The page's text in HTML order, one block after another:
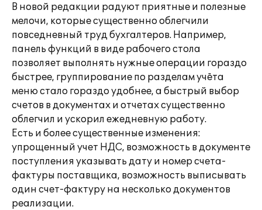
В новой редакции радуют приятные и полезные
мелочи, которые существенно облегчили
повседневный труд бухгалтеров. Например,
панель функций в виде рабочего стола
позволяет выполнять нужные операции гораздо
быстрее, группирование по разделам учёта
меню стало гораздо удобнее, а быстрый выбор
счетов в документах и отчетах существенно
облегчил и ускорил ежедневную работу.
Есть и более существенные изменения:
упрощенный учет НДС, возможность в документе
поступления указывать дату и номер счета-
фактуры поставщика, возможность выписывать
один счет-фактуру на несколько документов
реализации.